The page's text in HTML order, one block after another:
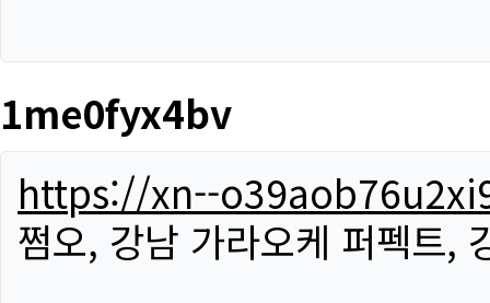
1me0fyx4bv
https://xn--
쩜오, 강남 가라오케 퍼펙트,